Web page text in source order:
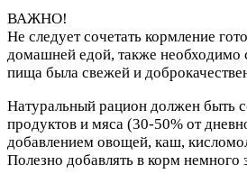
ВАЖНО!
Не следует сочетать кормление
домашней едой, также необходимо
пища была свежей и
Натуральный рацион должен быть
продуктов и мяса (30-50% от
добавлением овощей, каш,
Полезно добавлять в корм немного